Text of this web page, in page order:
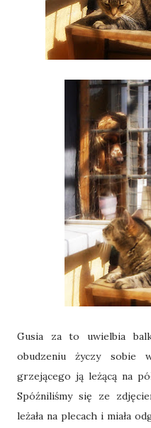
Gusia za to uwielbia
obudzeniu życzy sobie
grzejącego ją leżącą na
Spóźniliśmy się ze
leżała na plecach i miała